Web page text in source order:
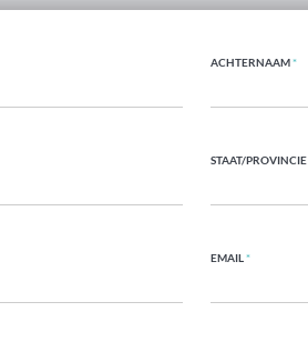
ACHTERNAAM*
STAAT/PROVINCIE
EMAIL*